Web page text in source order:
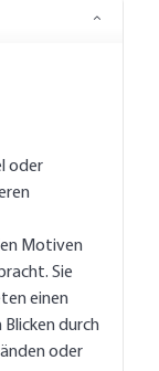
oder
Motiven
Sie
einen
durch
oder